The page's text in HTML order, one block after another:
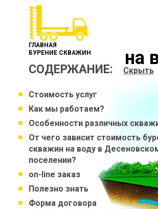
ГЛАВНАЯ
БУРЕНИЕ СКВАЖИН
на
СОДЕРЖАНИЕ: Скрыть
Стоимость услуг
Как мы работаем?
Особенности различных
От чего зависит стоимость
скважин на воду в
поселении?
on-line заказ
Полезно знать
Форма договора